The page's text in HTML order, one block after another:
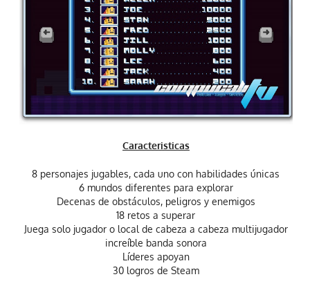
Caracteristicas
8 personajes jugables, cada uno con habilidades únicas
6 mundos diferentes para explorar
Decenas de obstáculos, peligros y enemigos
18 retos a superar
Juega solo jugador o local de cabeza a cabeza multijugador
increíble banda sonora
Líderes apoyan
30 logros de Steam